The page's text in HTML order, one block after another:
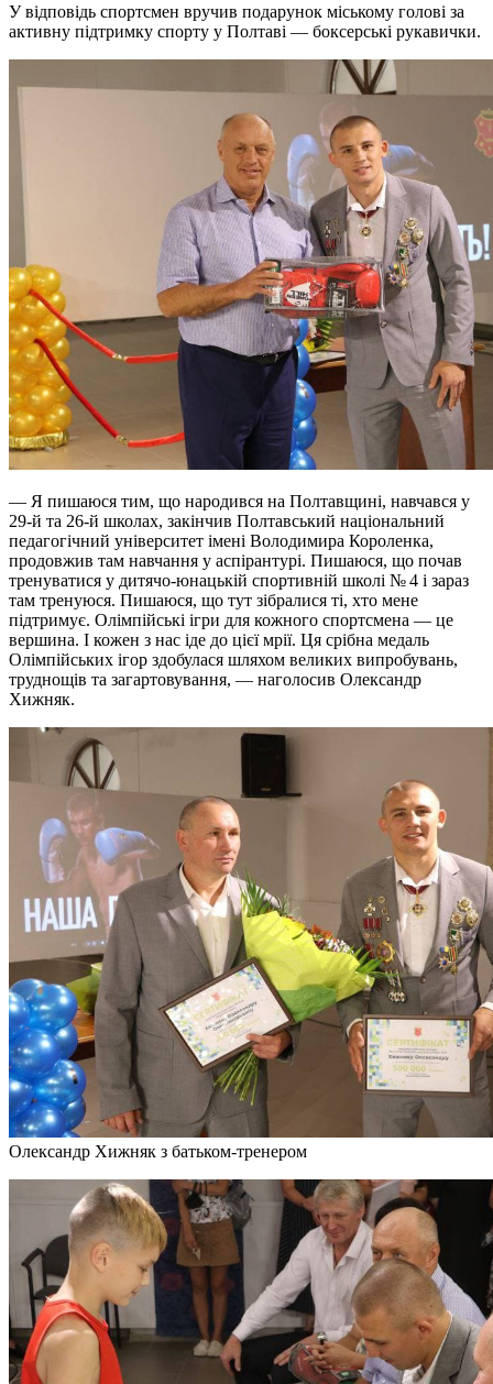
У відповідь спортсмен вручив подарунок міському голові за
активну підтримку спорту у Полтаві — боксерські рукавички.
— Я пишаюся тим, що народився на Полтавщині, навчався у
29-й та 26-й школах, закінчив Полтавський національний
педагогічний університет імені Володимира Короленка,
продовжив там навчання у аспірантурі. Пишаюся, що почав
тренуватися у дитячо-юнацькій спортивній школі № 4 і зараз
там тренуюся. Пишаюся, що тут зібралися ті, хто мене
підтримує. Олімпійські ігри для кожного спортсмена — це
вершина. І кожен з нас іде до цієї мрії. Ця срібна медаль
Олімпійських ігор здобулася шляхом великих випробувань,
труднощів та загартовування, — наголосив Олександр
Хижняк.
Олександр Хижняк з батьком-тренером